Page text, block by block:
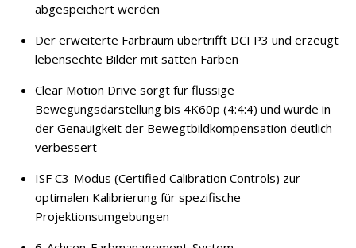
abgespeichert werden
Der erweiterte Farbraum übertrifft DCI P3 und erzeugt
lebensechte Bilder mit satten Farben
Clear Motion Drive sorgt für flüssige
Bewegungsdarstellung bis 4K60p (4:4:4) und wurde in
der Genauigkeit der Bewegtbildkompensation deutlich
verbessert
ISF C3-Modus (Certified Calibration Controls) zur
optimalen Kalibrierung für spezifische
Projektionsumgebungen